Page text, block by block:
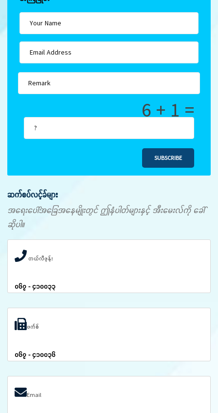
6 + 1 =
SUBSCRIBE
ဆက်စပ်လင့်ခ်များ
အရေးပေါ်အခြေအနေမျိုးတွင် ဤနံပါတ်များနှင့် အီးမေးလ်ကို ခေါ်
ဆိုပါ။
တယ်လီဖုန်း
၀၆၇ - ၄၁၀၀၃၃
ဖက်စ်
၀၆၇ - ၄၁၀၀၃၆
Email